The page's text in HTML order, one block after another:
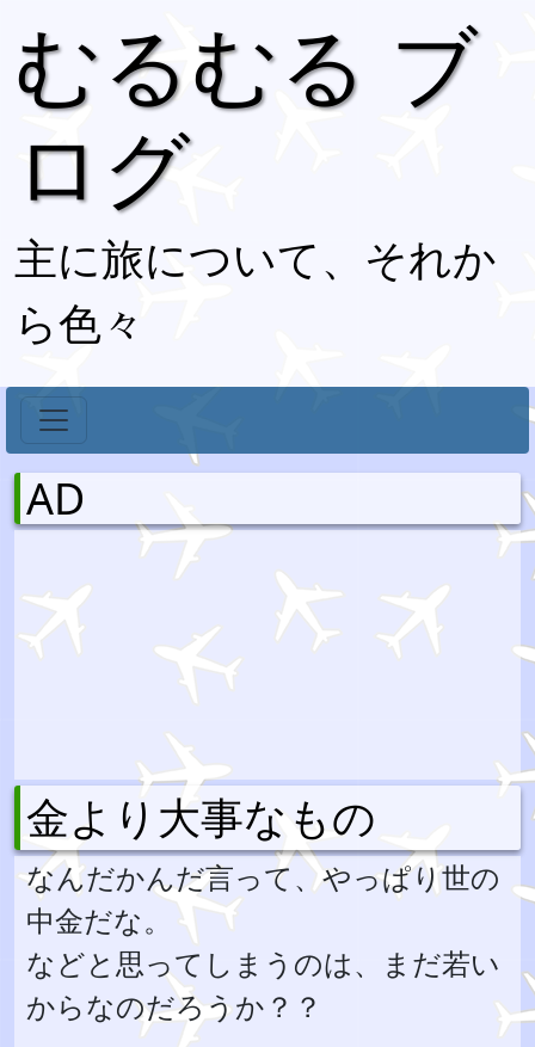
むるむる ブ
ログ
主に旅について、それか
ら色々
AD
金より大事なもの
なんだかんだ言って、やっぱり世の
中金だな。
などと思ってしまうのは、まだ若い
からなのだろうか？？